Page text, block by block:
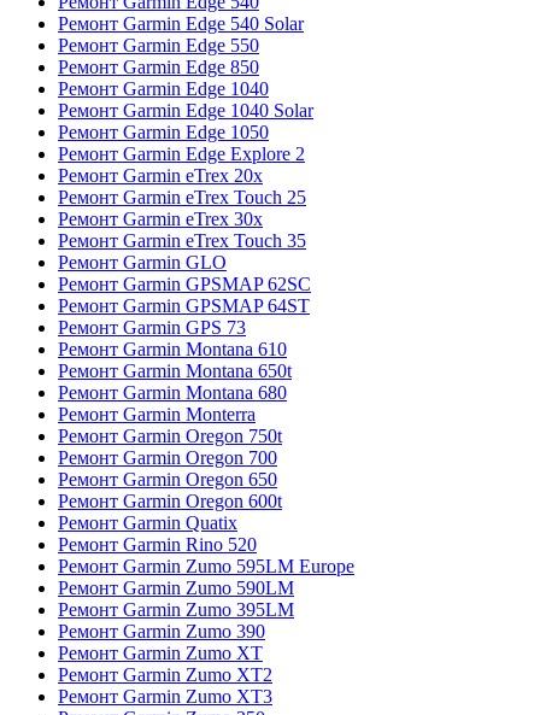
Ремонт Garmin Edge 540 Solar
Ремонт Garmin Edge 550
Ремонт Garmin Edge 850
Ремонт Garmin Edge 1040
Ремонт Garmin Edge 1040 Solar
Ремонт Garmin Edge 1050
Ремонт Garmin Edge Explore 2
Ремонт Garmin eTrex 20x
Ремонт Garmin eTrex Touch 25
Ремонт Garmin eTrex 30x
Ремонт Garmin eTrex Touch 35
Ремонт Garmin GLO
Ремонт Garmin GPSMAP 62SC
Ремонт Garmin GPSMAP 64ST
Ремонт Garmin GPS 73
Ремонт Garmin Montana 610
Ремонт Garmin Montana 650t
Ремонт Garmin Montana 680
Ремонт Garmin Monterra
Ремонт Garmin Oregon 750t
Ремонт Garmin Oregon 700
Ремонт Garmin Oregon 650
Ремонт Garmin Oregon 600t
Ремонт Garmin Quatix
Ремонт Garmin Rino 520
Ремонт Garmin Zumo 595LM Europe
Ремонт Garmin Zumo 590LM
Ремонт Garmin Zumo 395LM
Ремонт Garmin Zumo 390
Ремонт Garmin Zumo XT
Ремонт Garmin Zumo XT2
Ремонт Garmin Zumo XT3